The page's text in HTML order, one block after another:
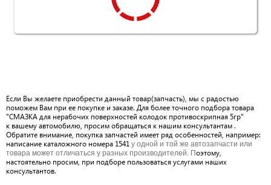
Если Вы желаете приобрести данный товар(запчасть), мы с радостью
поможем Вам при ее покупке и заказе. Для более точного подбора товара
"СМАЗКА для нерабочих поверхностей колодок противоскрипная 5гр"
к вашему автомобилю, просим обращаться к нашим консультантам .
Обратите внимание, покупка запчастей имеет ряд особенностей, например:
написание каталожного номера 1541 у одной и той же автозапчасти или
товара может отличаться у разных производителей. Поэтому,
настоятельно просим, при подборе пользоваться услугами наших
консультантов.